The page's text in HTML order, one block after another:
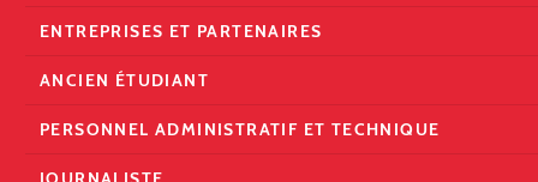
ENTREPRISES ET PARTENAIRES
ANCIEN ÉTUDIANT
PERSONNEL ADMINISTRATIF ET TECHNIQUE